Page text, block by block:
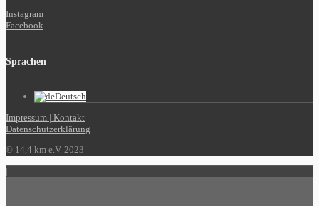
Instagram
Facebook
Sprachen
Deutsch
Impressum | Kontakt
Datenschutzerklärung
© 14,4 km e.V. 2023
|